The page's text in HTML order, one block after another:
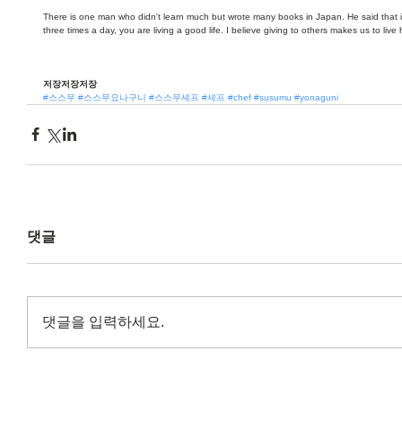
There is one man who didn't learn much but wrote many books in Japan. He said
three times a day, you are living a good life. I believe giving to others makes us to live
저장저장저장
#스스무 #스스무요나구니 #스스무셰프 #셰프 #chef #susumu #yonaguni
댓글
댓글을 입력하세요.